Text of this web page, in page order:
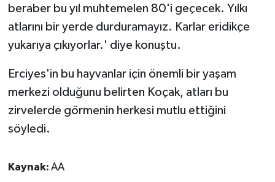
beraber bu yıl muhtemelen 80'i geçecek. Yılkı
atlarını bir yerde durduramayız. Karlar eridikçe
yukarıya çıkıyorlar.' diye konuştu.
Erciyes'in bu hayvanlar için önemli bir yaşam
merkezi olduğunu belirten Koçak, atları bu
zirvelerde görmenin herkesi mutlu ettiğini
söyledi.
Kaynak: AA